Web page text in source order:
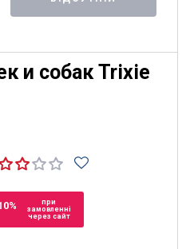
и собак Trixie
при
замовленні
через сайт